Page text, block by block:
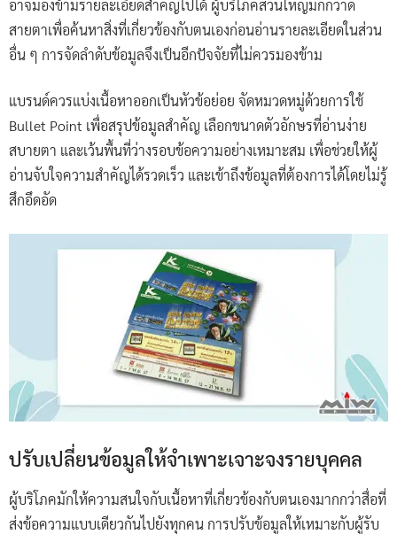
อาจมองข้ามรายละเอียดสำคัญไปได้ ผู้บริโภคส่วนใหญ่มักกวาด
สายตาเพื่อค้นหาสิ่งที่เกี่ยวข้องกับตนเองก่อนอ่านรายละเอียดในส่วน
อื่น ๆ การจัดลำดับข้อมูลจึงเป็นอีกปัจจัยที่ไม่ควรมองข้าม
แบรนด์ควรแบ่งเนื้อหาออกเป็นหัวข้อย่อย จัดหมวดหมู่ด้วยการใช้
Bullet Point เพื่อสรุปข้อมูลสำคัญ เลือกขนาดตัวอักษรที่อ่านง่าย
สบายตา และเว้นพื้นที่ว่างรอบข้อความอย่างเหมาะสม เพื่อช่วยให้ผู้
อ่านจับใจความสำคัญได้รวดเร็ว และเข้าถึงข้อมูลที่ต้องการได้โดยไม่รู้
สึกอึดอัด
ปรับเปลี่ยนข้อมูลให้จำเพาะเจาะจงรายบุคคล
ผู้บริโภคมักให้ความสนใจกับเนื้อหาที่เกี่ยวข้องกับตนเองมากกว่าสื่อที่
ส่งข้อความแบบเดียวกันไปยังทุกคน การปรับข้อมูลให้เหมาะกับผู้รับ